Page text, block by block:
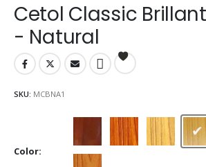
Cetol Classic
- Natural
SKU: MCBNA1
Color
Caoba Cedro Cristal